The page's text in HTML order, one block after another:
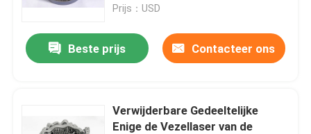
Printer
Prijs：USD
Beste prijs Contacteer ons
Verwijderbare Gedeeltelijke
Enige de Vezellaser van de